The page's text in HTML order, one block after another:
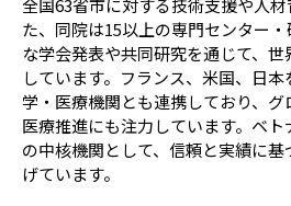
全国63省市に対する技術支援や人
た、同院は15以上の専門センター
な学会発表や共同研究を通じて、
しています。フランス、米国、日
学・医療機関とも連携しており、
医療推進にも注力しています。ベ
の中核機関として、信頼と実績に
げています。